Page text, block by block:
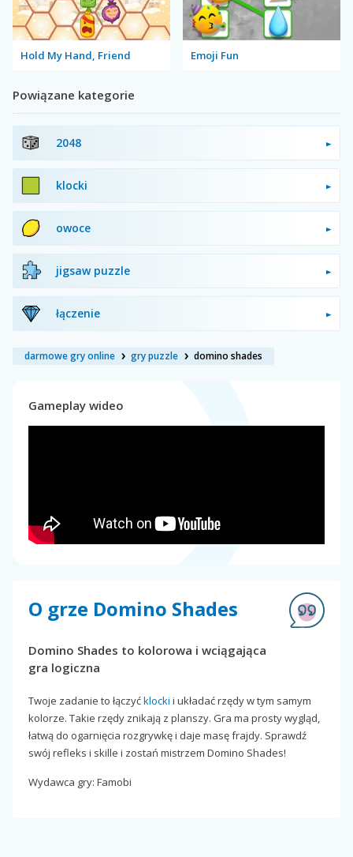
Hold My Hand, Friend Emoji Fun
Powiązane kategorie
2048
klocki
owoce
jigsaw puzzle
łączenie
darmowe gry online gry puzzle domino shades
Gameplay wideo
O grze Domino Shades
Domino Shades to kolorowa i wciągająca
gra logiczna
Twoje zadanie to łączyćklocki i układać rzędy w tym samym
kolorze. Takie rzędy znikają z planszy. Gra ma prosty wygląd,
łatwą do ogarnięcia rozgrywkę i daje masę frajdy. Sprawdź
swój refleks i skille i zostań mistrzem Domino Shades!
Wydawca gry: Famobi